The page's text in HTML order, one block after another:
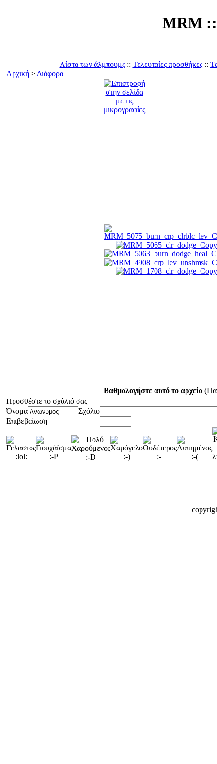
MRM
Λίστα των άλμπουμς:: Τελευταίες προσθήκες::
Αρχική > Διάφορα
Βαθμολογήστε αυτό το αρχείο
Προσθέστε το σχόλιό σας
Όνομα
Σχόλιο
Επιβεβαίωση